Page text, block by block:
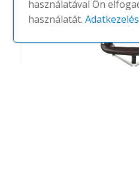
használatával Ön
használatát.